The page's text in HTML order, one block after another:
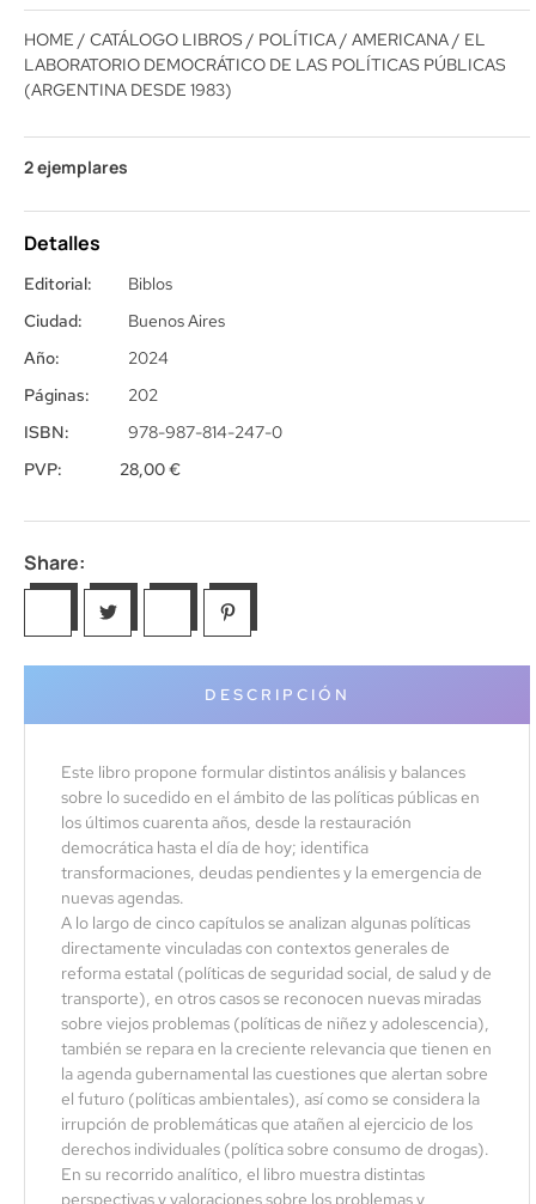
HOME / CATÁLOGO LIBROS / POLÍTICA/ AMERICANA/ EL
LABORATORIO DEMOCRÁTICO DE LAS POLÍTICAS PÚBLICAS
(ARGENTINA DESDE 1983)
2 ejemplares
Detalles
Editorial:
Ciudad:
Año:
Páginas:
ISBN:
Biblos
Buenos Aires
2024
202
978-987-814-247-0
PVP:
28,00€
Share:
DESCRIPCIÓN
Este libro propone formular distintos análisis y balances
sobre lo sucedido en el ámbito de las políticas públicas en
los últimos cuarenta años, desde la restauración
democrática hasta el día de hoy; identifica
transformaciones, deudas pendientes y la emergencia de
nuevas agendas.
A lo largo de cinco capítulos se analizan algunas políticas
directamente vinculadas con contextos generales de
reforma estatal (políticas de seguridad social, de salud y de
transporte), en otros casos se reconocen nuevas miradas
sobre viejos problemas (políticas de niñez y adolescencia),
también se repara en la creciente relevancia que tienen en
la agenda gubernamental las cuestiones que alertan sobre
el futuro (políticas ambientales), así como se considera la
irrupción de problemáticas que atañen al ejercicio de los
derechos individuales (política sobre consumo de drogas).
En su recorrido analítico, el libro muestra distintas
perspectivas y valoraciones sobre los problemas y